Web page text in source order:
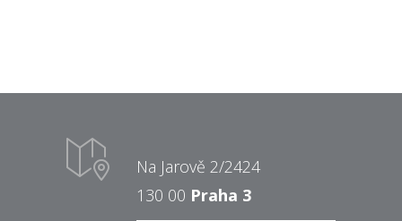
Na Jarově 2/2424
130 00 Praha 3